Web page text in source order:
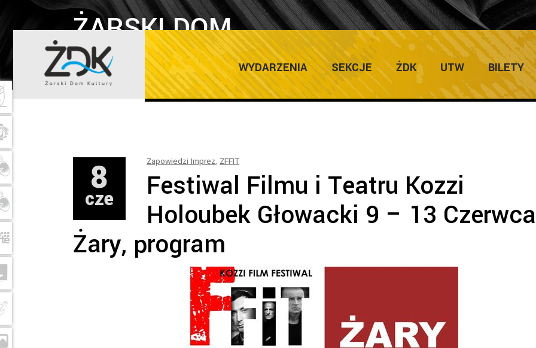
WYDARZENIA SEKCJE ŻDK UTW BILETY
ŻARSKI DOM
KULTURY
Home / Zapowiedzi Imprez / Festiwal Filmu i Teatru
8
cze
Zapowiedzi Imprez, ZFFIT
Festiwal Filmu i Teatru Kozzi
Holoubek Głowacki 9 – 13 Czerwca
Żary, program